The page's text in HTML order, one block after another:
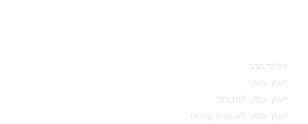
אלעד הדר
ייעוץ עסקי
ייעוץ עסקי לחברות
ייעוץ עסקי לעסקים קטנים